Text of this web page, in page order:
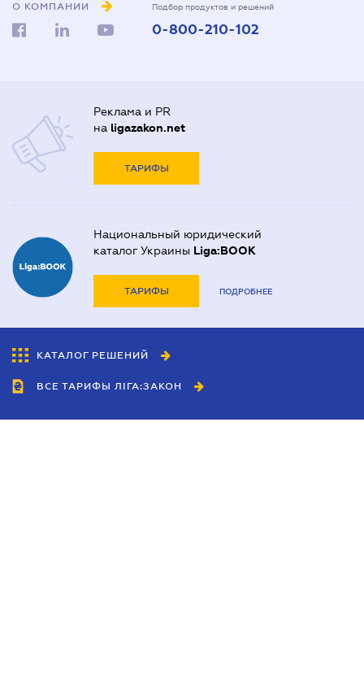
О КОМПАНИИ Подбор продуктов и решений
0-800-210-102
Реклама и PR
на ligazakon.net
ТАРИФЫ
Национальный юридический
каталог Украины Liga:BOOK
ТАРИФЫ ПОДРОБНЕЕ
КАТАЛОГ РЕШЕНИЙ
ВСЕ ТАРИФЫ ЛІГА:ЗАКОН